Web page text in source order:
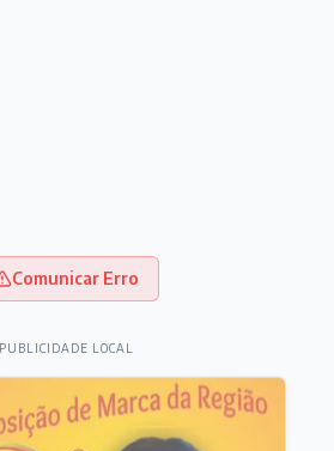
Comunicar Erro
PUBLICIDADE LOCAL